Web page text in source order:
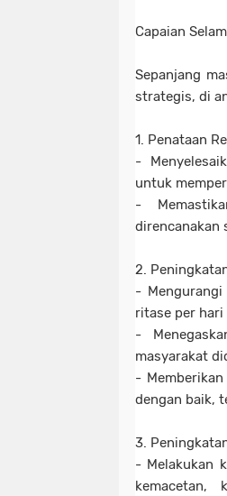
Capaian
Sepanjang
strategis, di
1. Penataan
-
untuk
-
direncanakan
2.
-
ritase per hari
-
masyarakat
-
dengan baik,
3.
- Melakukan
kemacetan,